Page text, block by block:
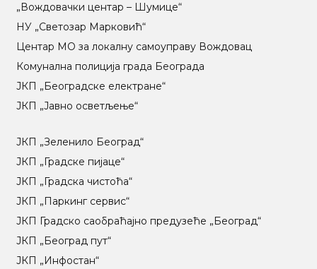
„Вождовачки центар – Шумице“
НУ „Светозар Марковић“
Центар МO за локалну самоуправу Вождовац
Комунална полиција града Београда
ЈКП „Београдске електране“
ЈКП „Јавно осветљење“
ЈКП „Зеленило Београд“
ЈКП „Градске пијаце“
ЈКП „Градска чистоћа“
ЈКП „Паркинг сервис“
ЈКП Градско саобраћајно предузеће „Београд“
ЈКП „Београд пут“
ЈКП „Инфостан“